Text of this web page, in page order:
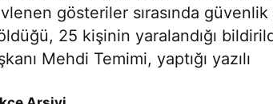
gösteriler sırasında güvenlik
25 kişinin yaralandığı
Mehdi Temimi, yaptığı yazılı